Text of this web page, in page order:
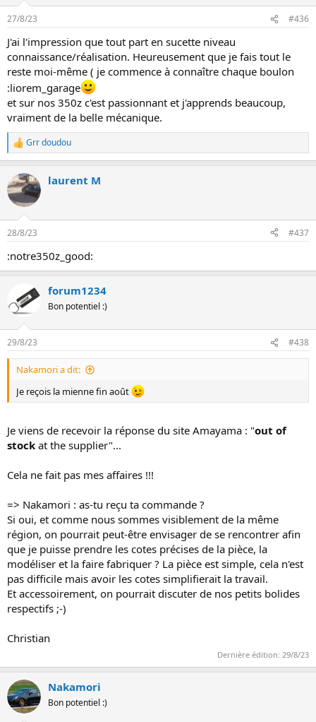
27/8/23 #436
J'ai l'impression que tout part en sucette niveau
connaissance/réalisation. Heureusement que je fais tout le
reste moi-même ( je commence à connaître chaque boulon
:liorem_garage
et sur nos 350z c'est passionnant et j'apprends beaucoup,
vraiment de la belle mécanique.
L
e
r
é
a
i
n
s
Grr doudou
laurent M
28/8/23 #437
:notre350z_good:
forum1234
Bon potentiel :)
29/8/23 #438
Nakamori a dit:
Je reçois la mienne fin août
Je viens de recevoir la réponse du site Amayama : "out of
stock at the supplier"...
Cela ne fait pas mes affaires !!!
=> Nakamori : as-tu reçu ta commande ?
Si oui, et comme nous sommes visiblement de la même
région, on pourrait peut-être envisager de se rencontrer afin
que je puisse prendre les cotes précises de la pièce, la
modéliser et la faire fabriquer ? La pièce est simple, cela n'est
pas difficile mais avoir les cotes simplifierait la travail.
Et accessoirement, on pourrait discuter de nos petits bolides
respectifs ;-)
Christian
Dernière édition: 29/8/23
Nakamori
Bon potentiel :)